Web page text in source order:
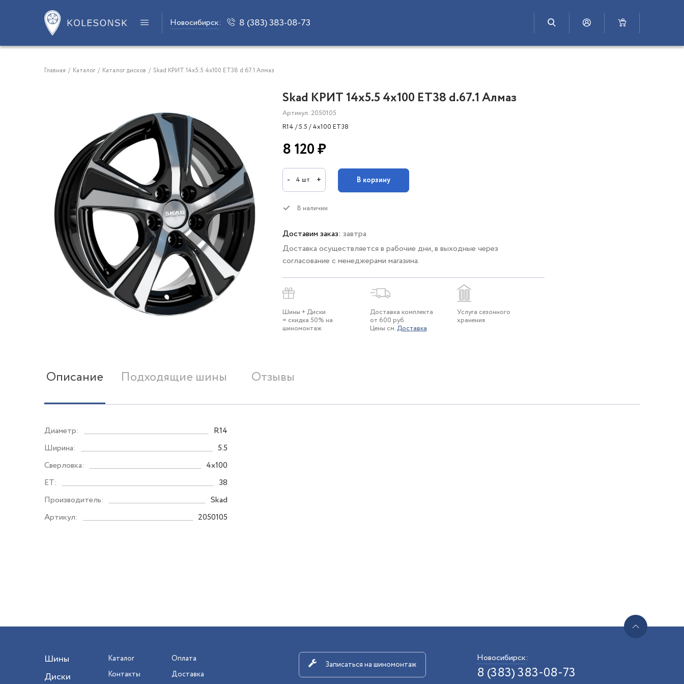
Новосибирск: 8 (383) 383-08-73
Главная / Каталог / Каталог дисков / Skad КРИТ 14x5.5 4x100 ET38 d.67.1 Алмаз
Skad КРИТ 14x5.5 4x100 ET38 d.67.1 Алмаз
Артикул: 2050105
R14 / 5.5 / 4x100 ET38
8 120 ₽
- 4 шт. + В корзину
В наличии
Доставим заказ: завтра
Доставка осуществляется в рабочие дни, в выходные через
согласование с менеджерами магазина.
Шины + Диски
= скидка 50% на
шиномонтаж
Доставка комплекта
от 600 руб.
Цены см.Доставка
Услуга сезонного
хранения
Описание Подходящие шины Отзывы
Диаметр:
R14
Ширина:
5.5
Сверловка:
4x100
ET:
38
Производитель:
Skad
Артикул:
2050105
Шины
Диски
Каталог
Контакты
Оплата
Доставка
Записаться на шиномонтаж
Новосибирск:
8 (383) 383-08-73